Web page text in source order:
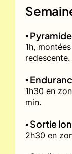
▪️
1h,
redescente.
▪️
1h30 en
min.
▪️ Sortie
2h30 en